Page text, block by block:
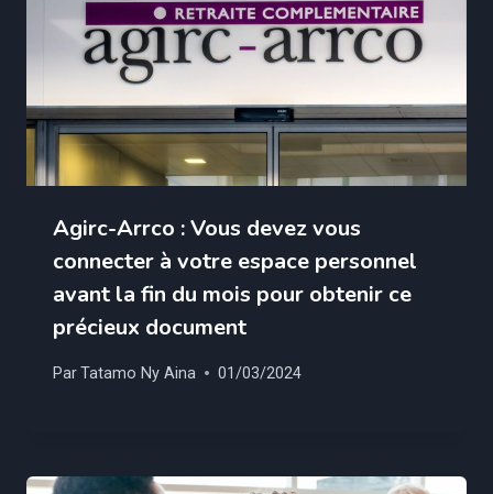
Agirc-Arrco : Vous devez vous
connecter à votre espace personnel
avant la fin du mois pour obtenir ce
précieux document
ParTatamo Ny Aina 01/03/2024